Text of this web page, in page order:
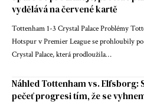
vydělává na červené kartě
Tottenham 1-3 Crystal Palace Problémy
Hotspur v Premier League se prohloubily po
Crystal Palace, která prodloužila…
Náhled Tottenham vs. Elfsborg:
pečeť progresi tím, že se